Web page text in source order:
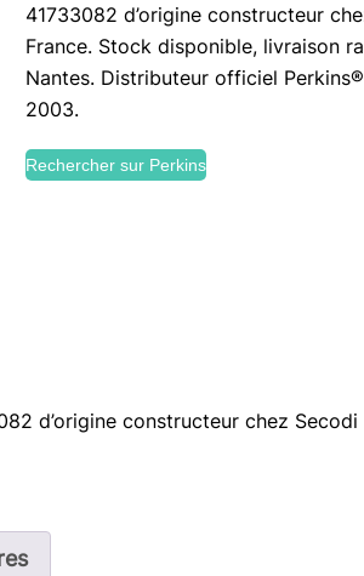
41733082 d’origine constructeur
France. Stock disponible, livraison
Nantes. Distributeur officiel
2003.
Rechercher sur Perkins
d’origine constructeur chez